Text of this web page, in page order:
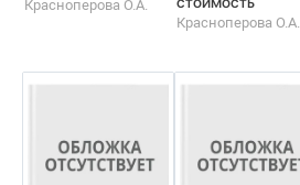
Красноперова О.А.
Красноперова О.А.